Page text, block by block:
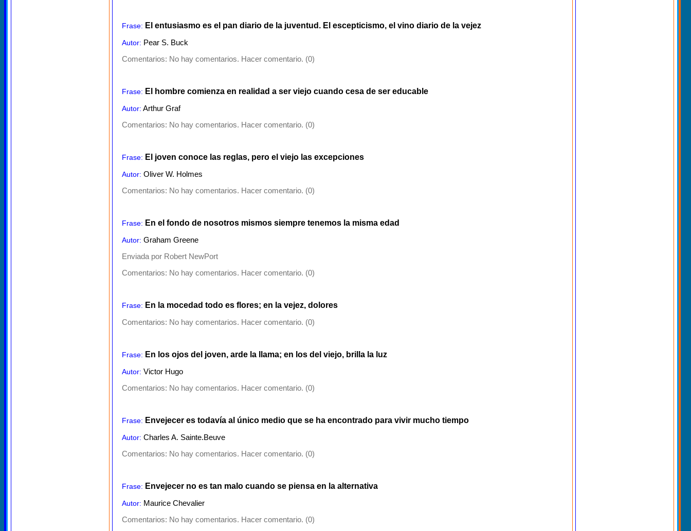
Frase: El entusiasmo es el pan diario de la juventud. El escepticismo, el vino diario de la vejez
Autor: Pear S. Buck
Comentarios: No hay comentarios. Hacer comentario. (0)
Frase: El hombre comienza en realidad a ser viejo cuando cesa de ser educable
Autor: Arthur Graf
Comentarios: No hay comentarios. Hacer comentario. (0)
Frase: El joven conoce las reglas, pero el viejo las excepciones
Autor: Oliver W. Holmes
Comentarios: No hay comentarios. Hacer comentario. (0)
Frase: En el fondo de nosotros mismos siempre tenemos la misma edad
Autor: Graham Greene
Enviada por Robert NewPort
Comentarios: No hay comentarios. Hacer comentario. (0)
Frase: En la mocedad todo es flores; en la vejez, dolores
Comentarios: No hay comentarios. Hacer comentario. (0)
Frase: En los ojos del joven, arde la llama; en los del viejo, brilla la luz
Autor: Victor Hugo
Comentarios: No hay comentarios. Hacer comentario. (0)
Frase: Envejecer es todavía al único medio que se ha encontrado para vivir mucho tiempo
Autor: Charles A. Sainte.Beuve
Comentarios: No hay comentarios. Hacer comentario. (0)
Frase: Envejecer no es tan malo cuando se piensa en la alternativa
Autor: Maurice Chevalier
Comentarios: No hay comentarios. Hacer comentario. (0)